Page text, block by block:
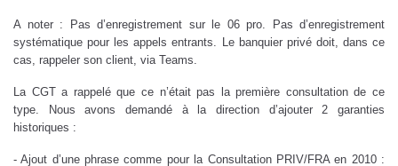
A noter : Pas d’enregistrement sur le 06 pro. Pas d’enregistrement
systématique pour les appels entrants. Le banquier privé doit, dans ce
cas, rappeler son client, via Teams.
La CGT a rappelé que ce n’était pas la première consultation de ce
type. Nous avons demandé à la direction d’ajouter 2 garanties
historiques :
- Ajout d’une phrase comme pour la Consultation PRIV/FRA en 2010 :